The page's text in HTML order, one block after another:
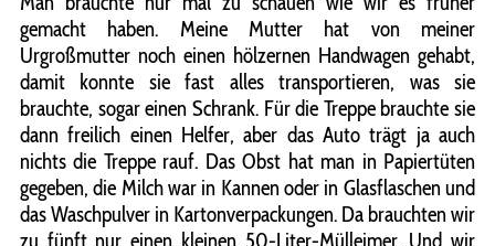
gemacht haben. Meine Mutter hat von meiner
Urgroßmutter noch einen hölzernen Handwagen gehabt,
damit konnte sie fast alles transportieren, was sie
brauchte, sogar einen Schrank. Für die Treppe brauchte sie
dann freilich einen Helfer, aber das Auto trägt ja auch
nichts die Treppe rauf. Das Obst hat man in Papiertüten
gegeben, die Milch war in Kannen oder in Glasflaschen und
das Waschpulver in Kartonverpackungen. Da brauchten wir